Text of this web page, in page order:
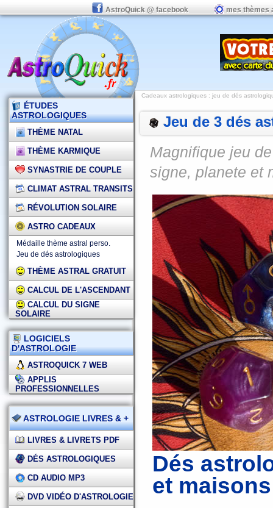
AstroQuick @ facebook mes thèmes
ÉTUDES
ASTROLOGIQUES
THÈME NATAL
THÈME KARMIQUE
SYNASTRIE DE COUPLE
CLIMAT ASTRAL TRANSITS
RÉVOLUTION SOLAIRE
ASTRO CADEAUX
Médaille thème astral perso.
Jeu de dés astrologiques
THÈME ASTRAL GRATUIT
CALCUL DE L'ASCENDANT
CALCUL DU SIGNE
SOLAIRE
LOGICIELS
D'ASTROLOGIE
ASTROQUICK 7 WEB
APPLIS
PROFESSIONNELLES
ASTROLOGIE LIVRES & +
LIVRES & LIVRETS PDF
DÉS ASTROLOGIQUES
CD AUDIO MP3
DVD VIDÉO D'ASTROLOGIE
Cadeaux astrologiques : jeu de dés
Jeu de 3 dés
Magnifique jeu
signe, planete et
Dés
et maisons